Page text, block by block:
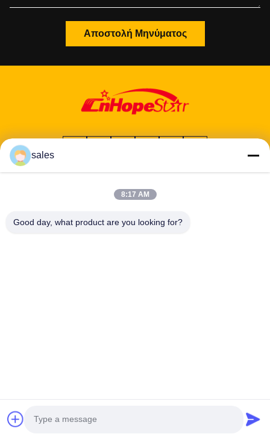
Αποστολή Μηνύματος
Yuanfen, υποπεριφέρεια Dalang, περιοχή Longhua, Shenzhen,
Τηλ:86-13424296897
Copyright © 2021-2026 Shenzhen Hopestar SCI-TECH Co., Ltd.. Όλα τα
δικαιώματα διατηρούνται..
sales
8:17 AM
Good day, what product are you looking for?